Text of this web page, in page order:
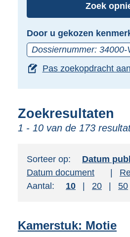
(dossier)nummer
in
of
de
pijl
beneden
toets
te
krijgen
suggesties.
Druk
om
uw
Zoek
Door u gekozen
Dossiernummer: 34000-
Pas zoekopdracht aan
Zoekresultaten
1 - 10 van de 173
Sorteer op: Sorteer op:
Datum
Sorteer op:
Datum document
Aantal:
Toon
10 resultaten
Toon
20 50
Kamerstuk: Motie